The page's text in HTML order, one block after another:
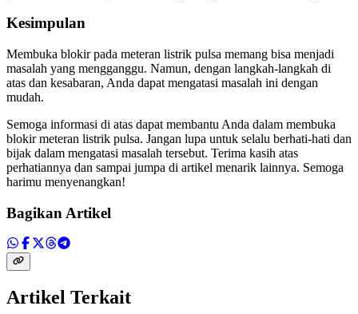
Kesimpulan
Membuka blokir pada meteran listrik pulsa memang bisa menjadi
masalah yang mengganggu. Namun, dengan langkah-langkah di
atas dan kesabaran, Anda dapat mengatasi masalah ini dengan
mudah.
Semoga informasi di atas dapat membantu Anda dalam membuka
blokir meteran listrik pulsa. Jangan lupa untuk selalu berhati-hati dan
bijak dalam mengatasi masalah tersebut. Terima kasih atas
perhatiannya dan sampai jumpa di artikel menarik lainnya. Semoga
harimu menyenangkan!
Bagikan Artikel
Artikel Terkait